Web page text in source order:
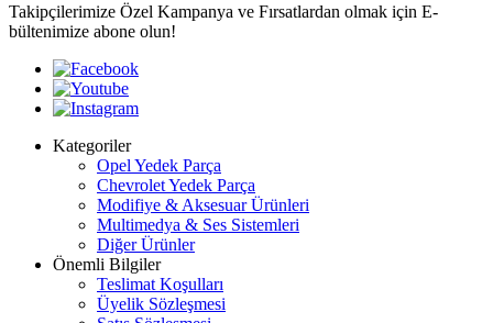
Takipçilerimize Özel Kampanya ve Fırsatlardan olmak için E-
bültenimize abone olun!
Kategoriler
Opel Yedek Parça
Chevrolet Yedek Parça
Modifiye & Aksesuar Ürünleri
Multimedya & Ses Sistemleri
Diğer Ürünler
Önemli Bilgiler
Teslimat Koşulları
Üyelik Sözleşmesi